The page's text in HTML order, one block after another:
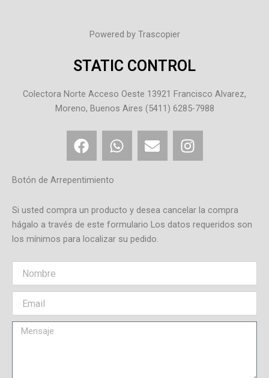
Powered by Trascopier
STATIC CONTROL
Colectora Norte Acceso Oeste 13921 Francisco Alvarez,
Moreno, Buenos Aires (5411) 6285-7988
F
a
e
o
o
k
W
h
a
p
p
E
n
o
p
e
I
n
g
r
m
Botón de Arrepentimiento
Si usted compra un producto y desea cancelar la compra
hágalo a través de este formulario Los datos requeridos son
los mínimos para localizar su pedido.